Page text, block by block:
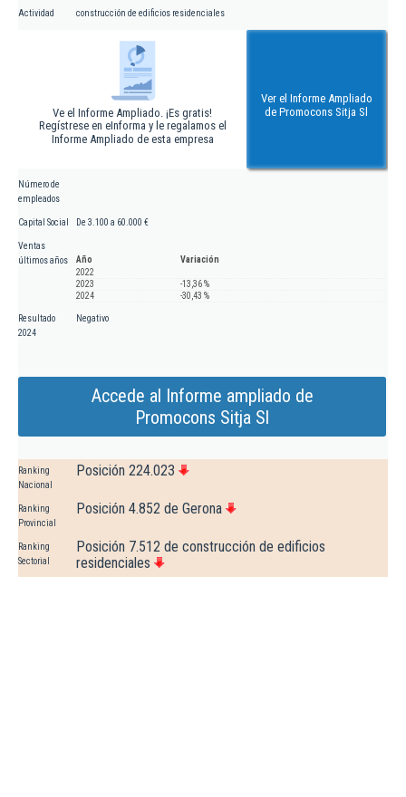
Actividad construcción de edificios residenciales
Ve el Informe Ampliado. ¡Es gratis!
Regístrese en eInforma y le regalamos el
Informe Ampliado de esta empresa
Ver el Informe Ampliado
de Promocons Sitja Sl
Número de
empleados
Capital Social De 3.100 a 60.000 €
Ventas
últimos años
Año
Variación
2022
2023
-13,36 %
2024
-30,43 %
Resultado
2024
Negativo
Accede al Informe ampliado de
Promocons Sitja Sl
Ranking
Nacional
Posición 224.023
Ranking
Provincial
Posición 4.852 de Gerona
Ranking
Sectorial
Posición 7.512 de construcción de edificios
residenciales